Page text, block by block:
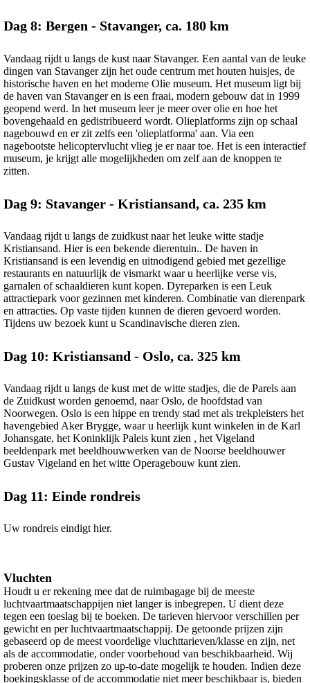
Dag 8: Bergen - Stavanger, ca. 180 km
Vandaag rijdt u langs de kust naar Stavanger. Een aantal van de leuke
dingen van Stavanger zijn het oude centrum met houten huisjes, de
historische haven en het moderne Olie museum. Het museum ligt bij
de haven van Stavanger en is een fraai, modern gebouw dat in 1999
geopend werd. In het museum leer je meer over olie en hoe het
bovengehaald en gedistribueerd wordt. Olieplatforms zijn op schaal
nagebouwd en er zit zelfs een 'olieplatforma' aan. Via een
nagebootste helicoptervlucht vlieg je er naar toe. Het is een interactief
museum, je krijgt alle mogelijkheden om zelf aan de knoppen te
zitten.
Dag 9: Stavanger - Kristiansand, ca. 235 km
Vandaag rijdt u langs de zuidkust naar het leuke witte stadje
Kristiansand. Hier is een bekende dierentuin.. De haven in
Kristiansand is een levendig en uitnodigend gebied met gezellige
restaurants en natuurlijk de vismarkt waar u heerlijke verse vis,
garnalen of schaaldieren kunt kopen. Dyreparken is een Leuk
attractiepark voor gezinnen met kinderen. Combinatie van dierenpark
en attracties. Op vaste tijden kunnen de dieren gevoerd worden.
Tijdens uw bezoek kunt u Scandinavische dieren zien.
Dag 10: Kristiansand - Oslo, ca. 325 km
Vandaag rijdt u langs de kust met de witte stadjes, die de Parels aan
de Zuidkust worden genoemd, naar Oslo, de hoofdstad van
Noorwegen. Oslo is een hippe en trendy stad met als trekpleisters het
havengebied Aker Brygge, waar u heerlijk kunt winkelen in de Karl
Johansgate, het Koninklijk Paleis kunt zien , het Vigeland
beeldenpark met beeldhouwwerken van de Noorse beeldhouwer
Gustav Vigeland en het witte Operagebouw kunt zien.
Dag 11: Einde rondreis
Uw rondreis eindigt hier.
Vluchten
Houdt u er rekening mee dat de ruimbagage bij de meeste
luchtvaartmaatschappijen niet langer is inbegrepen. U dient deze
tegen een toeslag bij te boeken. De tarieven hiervoor verschillen per
gewicht en per luchtvaartmaatschappij. De getoonde prijzen zijn
gebaseerd op de meest voordelige vluchttarieven/klasse en zijn, net
als de accommodatie, onder voorbehoud van beschikbaarheid. Wij
proberen onze prijzen zo up-to-date mogelijk te houden. Indien deze
boekingsklasse of de accommodatie niet meer beschikbaar is, bieden